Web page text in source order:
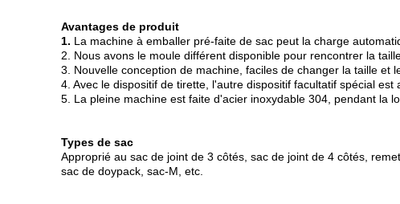
Avantages de produit
1. La machine à emballer pré-faite de sac peut la charge
2. Nous avons le moule différent disponible pour rencontrer la
3. Nouvelle conception de machine, faciles de changer la taille et
4. Avec le dispositif de tirette, l'autre dispositif facultatif spécial est
5. La pleine machine est faite d'acier inoxydable 304, pendant la
Types de sac
Approprié au sac de joint de 3 côtés, sac de joint de 4 côtés,
sac de doypack, sac-M, etc.